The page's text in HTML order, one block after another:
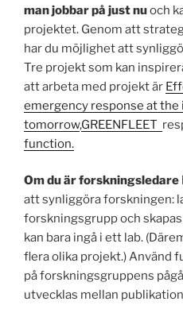
man jobbar på just nuoch
projektet. Genom att
har du möjlighet att
Tre projekt som kan
att arbeta med projekt är
emergency response at
tomorrow,GREENFLEET
function.
Om du är forskningsledare
att synliggöra forskningen:
forskningsgrupp och
kan bara ingå i ett lab.
flera olika projekt.) Använd
på forskningsgruppens
utvecklas mellan